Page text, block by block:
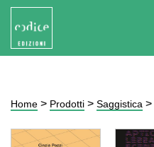
Home > Prodotti > Saggistica >